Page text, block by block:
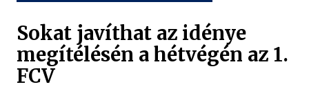
Sokat javíthat az idénye
megítélésén a hétvégén az 1.
FCV